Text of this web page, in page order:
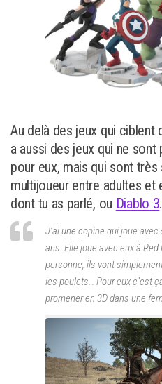
Au delà des jeux qui ciblent
a aussi des jeux qui ne
pour eux, mais qui sont
multijoueur entre adultes et
dont tu as parlé, ou Diablo 3
J’ai une copine qui joue
ans. Elle joue avec eux à
personne, ils vont
les poulets… Pour eux c’est
promener en 3D dans une